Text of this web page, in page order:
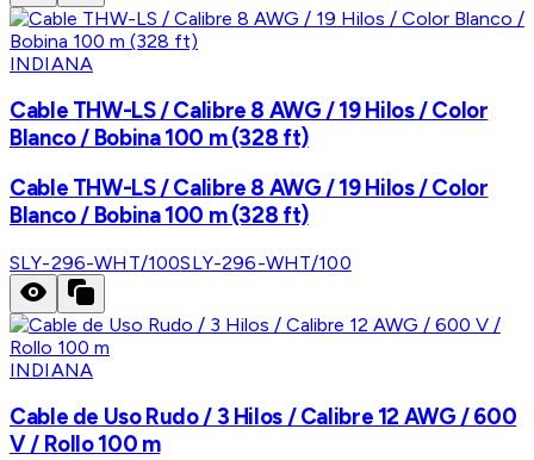
INDIANA
Cable THW-LS / Calibre 8 AWG / 19 Hilos / Color
Blanco / Bobina 100 m (328 ft)
Cable THW-LS / Calibre 8 AWG / 19 Hilos / Color
Blanco / Bobina 100 m (328 ft)
SLY-296-WHT/100SLY-296-WHT/100
INDIANA
Cable de Uso Rudo / 3 Hilos / Calibre 12 AWG / 600
V / Rollo 100 m